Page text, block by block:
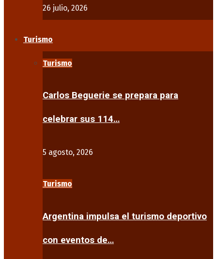
26 julio, 2026
Turismo
Turismo
Carlos Beguerie se prepara para
celebrar sus 114…
5 agosto, 2026
Turismo
Argentina impulsa el turismo deportivo
con eventos de…